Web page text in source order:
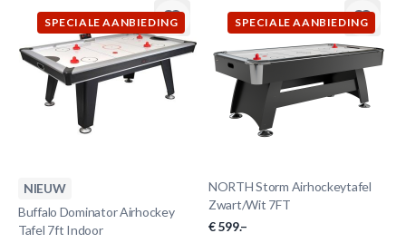
SPECIALE AANBIEDING
NIEUW
Buffalo Dominator Airhockey
Tafel 7ft Indoor
SPECIALE AANBIEDING
NORTH Storm Airhockeytafel
Zwart/Wit 7FT
€ 599.–